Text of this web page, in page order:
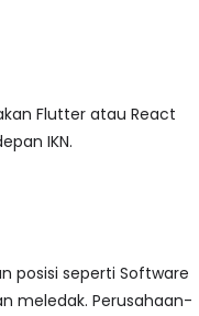
Flutter atau React
IKN.
posisi seperti Software
meledak. Perusahaan-